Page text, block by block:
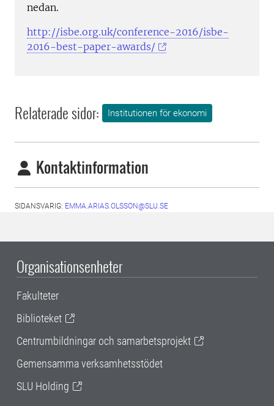
nedan.
http://isbe.org.uk/conference-2016/isbe-
2016-best-paper-awards/
Relaterade sidor: Institutionen för ekonomi
Kontaktinformation
SIDANSVARIG: EMMA.ARIAS.OLSSON@SLU.SE
Organisationsenheter
Fakulteter
Biblioteket
Centrumbildningar och samarbetsprojekt
Gemensamma verksamhetsstödet
SLU Holding